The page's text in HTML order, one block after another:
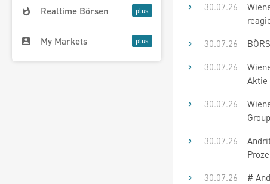
Realtime Börsen
My Markets
30.07.26
30.07.26
30.07.26
Aktie
30.07.26
30.07.26
30.07.26
#